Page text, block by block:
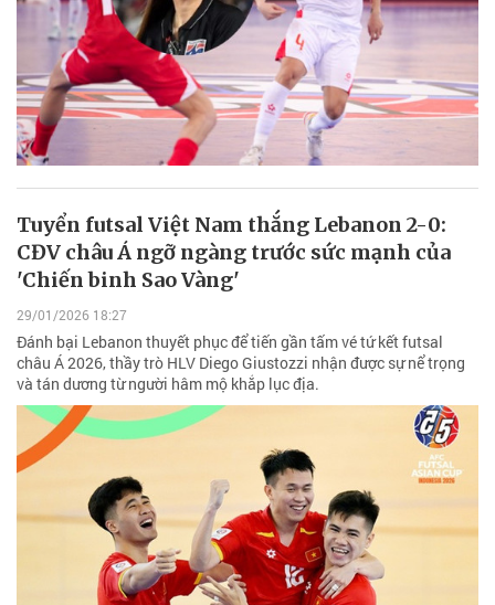
Tuyển futsal Việt Nam thắng Lebanon 2-0:
CĐV châu Á ngỡ ngàng trước sức mạnh của
'Chiến binh Sao Vàng'
29/01/2026 18:27
Đánh bại Lebanon thuyết phục để tiến gần tấm vé tứ kết futsal
châu Á 2026, thầy trò HLV Diego Giustozzi nhận được sự nể trọng
và tán dương từ người hâm mộ khắp lục địa.